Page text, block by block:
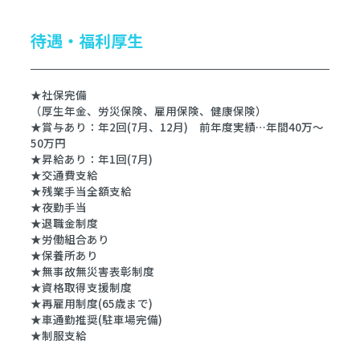
待遇・福利厚生
★社保完備
（厚生年金、労災保険、雇用保険、健康保険）
★賞与あり：年2回(7月、12月) 前年度実績…年間40万～
50万円
★昇給あり：年1回(7月)
★交通費支給
★残業手当全額支給
★夜勤手当
★退職金制度
★労働組合あり
★保養所あり
★無事故無災害表彰制度
★資格取得支援制度
★再雇用制度(65歳まで)
★車通勤推奨(駐車場完備)
★制服支給